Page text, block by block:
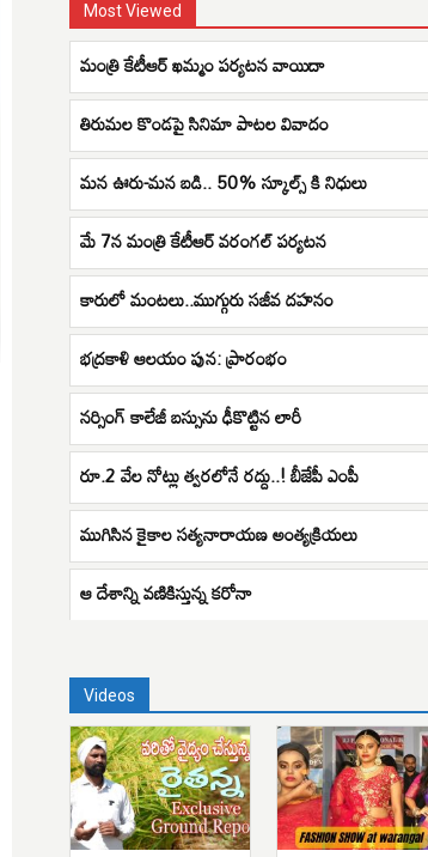
Most Viewed
మంత్రి కేటీఆర్ ఖమ్మం పర్యటన వాయిదా
తిరుమల కొండపై సినిమా పాటల వివాదం
మన ఊరు-మన బడి.. 50% స్కూల్స్ కి నిధులు
మే 7న మంత్రి కేటీఆర్ వ‌రంగ‌ల్‌ ప‌ర్య‌ట‌న‌
కారులో మంటలు..ముగ్గురు సజీవ దహనం
భద్రకాళి ఆలయం పున‌: ప్రారంభం
నర్సింగ్ కాలేజీ బస్సును ఢీకొట్టిన లారీ
రూ.2 వేల నోట్లు త్వరలోనే రద్దు..! బీజేపీ ఎంపీ
ముగిసిన కైకాల సత్యనారాయణ అంత్యక్రియలు
ఆ దేశాన్ని వణికిస్తున్న కరోనా
Videos